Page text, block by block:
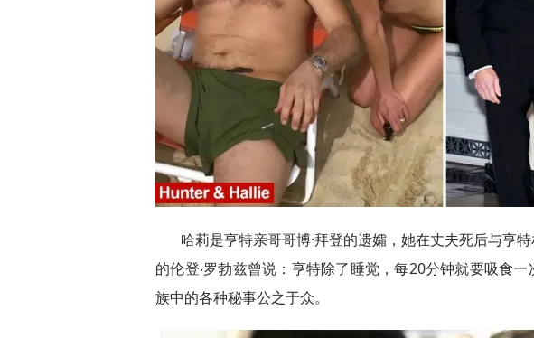
哈莉是亨特亲哥哥博·拜登的遗孀，她在丈夫死后与亨
的伦登‧罗勃兹曾说：亨特除了睡觉，每20分钟就要吸食
族中的各种秘事公之于众。